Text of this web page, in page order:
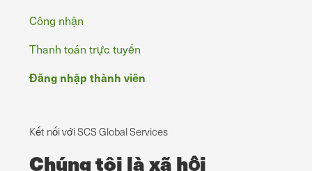
Công nhận
Thanh toán trực tuyến
Đăng nhập thành viên
Kết nối với SCS Global Services
Chúng tôi là xã hội